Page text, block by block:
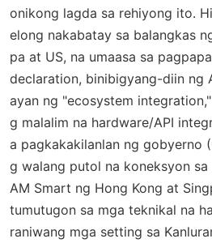
onikong lagda sa rehiyong ito.
elong nakabatay sa balangkas
pa at US, na umaasa sa
declaration, binibigyang-diin ng
ayan ng "ecosystem
g malalim na hardware/API
a pagkakakilanlan ng gobyerno
g walang putol na koneksyon
AM Smart ng Hong Kong at
tumutugon sa mga teknikal na
raniwang mga setting sa